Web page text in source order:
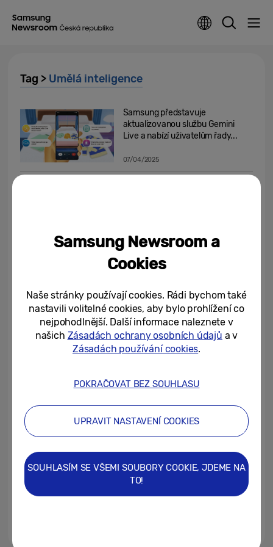
Tag > Umělá inteligence
Samsung představuje
aktualizovanou službu Gemini
Live a nabízí uživatelům řady...
07/04/2025
Samsung ohlásil oficiální vydání
uživatelského rozhraní One UI 7,
21/03/2025
Na akci World of Samsung 2025
představuje Samsung
budoucnost života...
představuje interaktivní displej s
nevídanými schopnostmi...
[Galaxy Unpacked 2025] Jak
umělá inteligence Galaxy AI
vylepšuje každodenní život
Samsung Newsroom a
Cookies
Naše stránky používají cookies. Rádi bychom také
nastavili volitelné cookies, aby bylo prohlížení co
nejpohodlnější. Další informace naleznete v
našich Zásadách ochrany osobních údajů a v
Zásadách používání cookies.
POKRAČOVAT BEZ SOUHLASU
UPRAVIT NASTAVENÍ COOKIES
SOUHLASÍM SE VŠEMI SOUBORY COOKIE, JDEME NA
TO!